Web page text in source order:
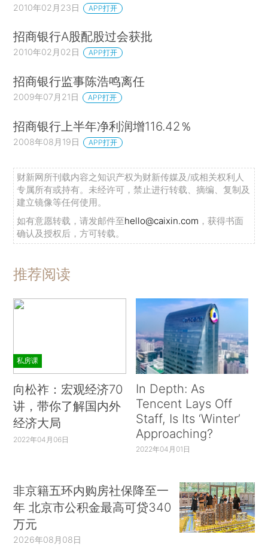
2010年02月23日 APP打开
招商银行A股配股过会获批
2010年02月02日 APP打开
招商银行监事陈浩鸣离任
2009年07月21日 APP打开
招商银行上半年净利润增116.42％
2008年08月19日 APP打开
财新网所刊载内容之知识产权为财新传媒及/或相关权利人
专属所有或持有。未经许可，禁止进行转载、摘编、复制及
建立镜像等任何使用。
如有意愿转载，请发邮件至hello@caixin.com ，获得书面
确认及授权后，方可转载。
推荐阅读
私房课
向松祚：宏观经济70
讲，带你了解国内外
经济大局
2022年04月06日
In Depth: As
Tencent Lays Off
Staff, Is Its ‘Winter’
Approaching?
2022年04月01日
非京籍五环内购房社保降至一
年 北京市公积金最高可贷340
万元
2026年08月08日